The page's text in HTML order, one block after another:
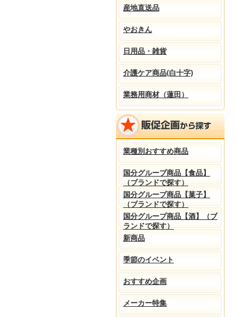
産地直送品
やおきん
日用品・雑貨
介護ケア商品(白十字)
業務用商材（蓮田）
業種別おすすめ商品
国分グループ商品【食品】
（ブランドで探す）
国分グループ商品【菓子】
（ブランドで探す）
国分グループ商品【酒】（ブ
ランドで探す）
新商品
季節のイベント
おすすめ企画
メーカー特集